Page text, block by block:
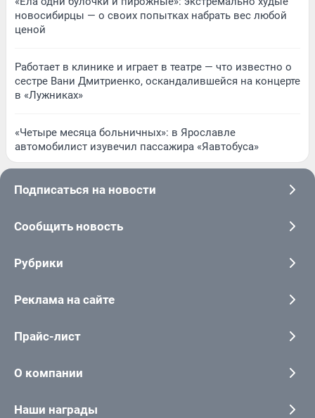
новосибирцы — о своих попытках набрать вес любой
ценой
Работает в клинике и играет в театре — что известно о
сестре Вани Дмитриенко, оскандалившейся на концерте
в «Лужниках»
«Четыре месяца больничных»: в Ярославле
автомобилист изувечил пассажира «Яавтобуса»
Подписаться на новости
Сообщить новость
Рубрики
Реклама на сайте
Прайс-лист
О компании
Наши награды